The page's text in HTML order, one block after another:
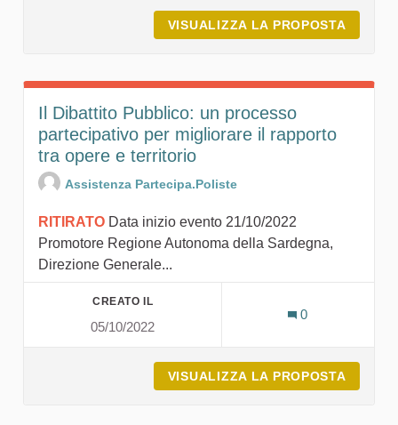
VISUALIZZA LA PROPOSTA
Il Dibattito Pubblico: un processo
partecipativo per migliorare il rapporto
tra opere e territorio
Assistenza Partecipa.Poliste
RITIRATO Data inizio evento 21/10/2022
Promotore Regione Autonoma della Sardegna,
Direzione Generale...
CREATO IL
05/10/2022
0
VISUALIZZA LA PROPOSTA